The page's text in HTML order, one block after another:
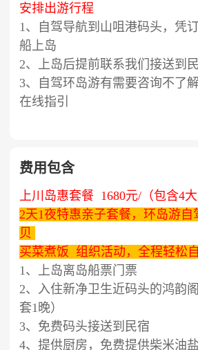
安排出游行程
1、自驾导航到山咀港码头，凭
船上岛
2、上岛后提前联系我们接送到
3、自驾环岛游有需要咨询不了
在线指引
费用包含
上川岛惠套餐 1680元/（包含4大
​2天1夜特惠亲子套餐，环岛游 自
贝
买菜煮饭 组织活动，全程轻松
1、上岛离岛船票门票
2、入住新净卫生近码头的鸿韵
套1晚）
3、免费码头接送到民宿
4、提供厨房，免费提供柴米油